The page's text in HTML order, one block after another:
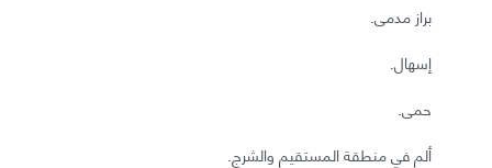
براز مدمى.
إسهال.
حمى.
ألم في منطقة المستقيم والشرج.